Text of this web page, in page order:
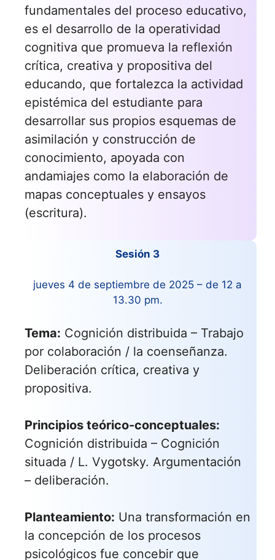
fundamentales del proceso educativo,
es el desarrollo de la operatividad
cognitiva que promueva la reflexión
crítica, creativa y propositiva del
educando, que fortalezca la actividad
epistémica del estudiante para
desarrollar sus propios esquemas de
asimilación y construcción de
conocimiento, apoyada con
andamiajes como la elaboración de
mapas conceptuales y ensayos
(escritura).
Sesión 3
jueves 4 de septiembre de 2025 – de 12 a
13.30 pm.
Tema: Cognición distribuida – Trabajo
por colaboración / la coenseñanza.
Deliberación crítica, creativa y
propositiva.
Principios teórico-conceptuales:
Cognición distribuida – Cognición
situada / L. Vygotsky. Argumentación
– deliberación.
Planteamiento: Una transformación en
la concepción de los procesos
psicológicos fue concebir que